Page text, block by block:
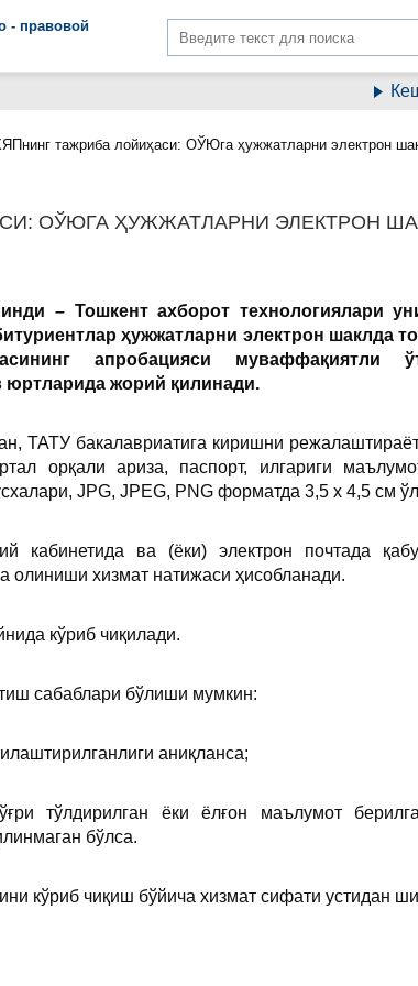
- правовой
тажриба лойиҳаси: ОЎЮга ҳужжатларни электрон
ОЎЮГА ҲУЖЖАТЛАРНИ ЭЛЕКТРОН
– Тошкент ахборот технологиялари
ҳужжатларни электрон шаклда
апробацияси муваффақиятли
юртларида жорий қилинади.
ТАТУ бакалавриатига киришни
орқали ариза, паспорт, илгариги
JPG, JPEG, PNG форматда 3,5 х 4,5 см
кабинетида ва (ёки) электрон почтада
олиниши хизмат натижаси ҳисобланади.
кўриб чиқилади.
сабаблари бўлиши мумкин:
аниқланса;
тўлдирилган ёки ёлғон маълумот
бўлса.
кўриб чиқиш бўйича хизмат сифати устидан